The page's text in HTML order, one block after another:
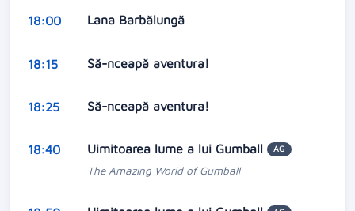
18:00 Lana Barbălungă
18:15 Să-nceapă aventura!
18:25 Să-nceapă aventura!
18:40 Uimitoarea lume a lui Gumball AG
The Amazing World of Gumball